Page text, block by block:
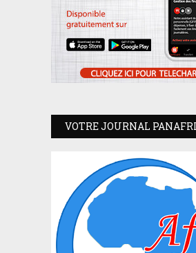
VOTRE JOURNAL